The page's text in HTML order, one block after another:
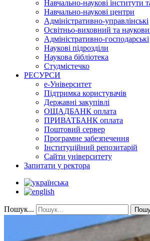
Навчально-наукові інститути
Навчально-наукові центри
Адміністративно-управлінські
Освітньо-виховний та
Адміністративно-господарські
Наукові підрозділи
Наукова бібліотека
Студмістечко
РЕСУРСИ
е-Університет
Підтримка користувачів
Державні закупівлі
ОЩАДБАНК оплата
ПРИВАТБАНК оплата
Поштовий сервер
Програмне забезпечення
Інституційний репозитарій
Сайти університету
Запитати у ректора
Пошук...